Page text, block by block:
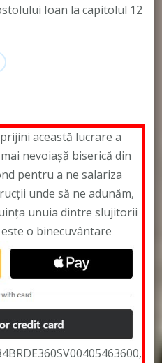
Ioan la capitolul 12
această lucrare a
nevoiașă biserică din
pentru a ne salariza
unde să ne adunăm,
unuia dintre slujitorii
o binecuvântare